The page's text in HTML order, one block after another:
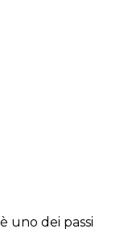
uno dei passi